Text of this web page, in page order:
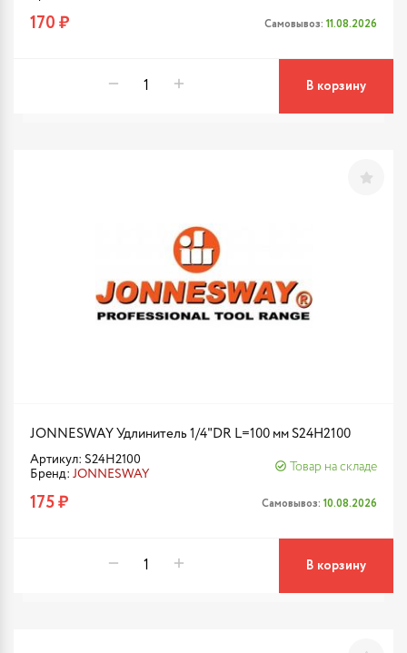
170 ₽ Самовывоз: 11.08.2026
В корзину
JONNESWAY Удлинитель 1/4"DR L=100 мм S24H2100
Артикул: S24H2100
Бренд: JONNESWAY
Товар на складе
175 ₽ Самовывоз: 10.08.2026
В корзину